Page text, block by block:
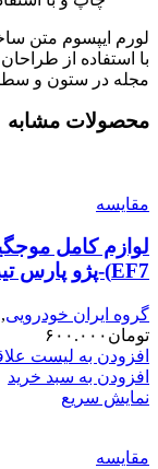
لورم ایپسوم متن
با استفاده از
مجله در ستون و
محصولات مشابه
مقایسه
EF7)-پژو پارس تیپ 5 TPCO (1903109007)
گروه ایران خودرویی,
تومان ۶۰۰.۰۰۰
افزودن به لیست
افزودن به سبد خرید
نمایش سریع
مقایسه